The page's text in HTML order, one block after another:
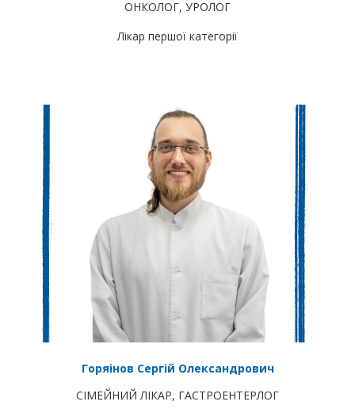
ОНКОЛОГ, УРОЛОГ
Лікар першої категорії
Горяінов Сергій Олександрович
СІМЕЙНИЙ ЛІКАР, ГАСТРОЕНТЕРЛОГ